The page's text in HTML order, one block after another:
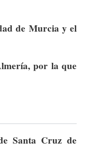
de Murcia y el
por la que
Santa Cruz de